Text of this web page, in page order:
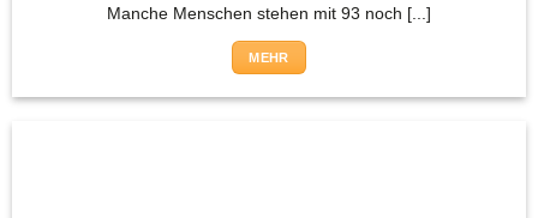
Manche Menschen stehen mit 93 noch [...]
MEHR